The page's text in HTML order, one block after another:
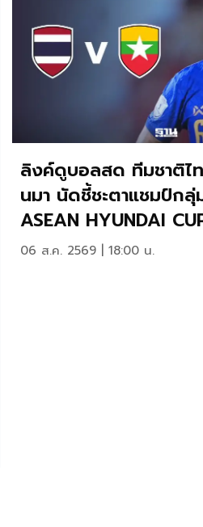
ลิงค์ดูบอลสด ทีมชาติไ
นมา นัดชี้ชะตาแชมป์ก
ASEAN HYUNDAI
06 ส.ค. 2569 | 18:00 น.